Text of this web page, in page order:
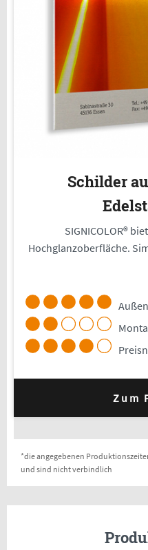
Schilder
SIGNICOLOR®
Hochglanzoberfläche.
Zum
*die angegebenen
und sind nicht verbindlich